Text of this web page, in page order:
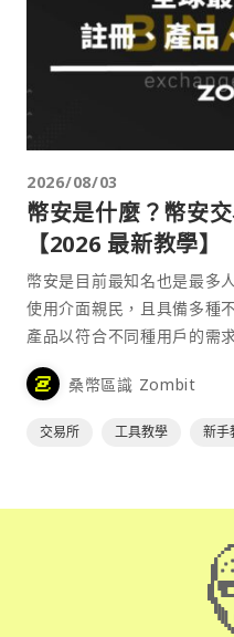
2026/08/03
幣安是什麼？幣安
【2026 最新教學】
幣安是目前最知名也是最多
使用介面親民，且具備多種
產品以符合不同種用戶的需
式來參與加密貨幣市場。
桑幣區識 Zombit
交易所 工具教學 新手